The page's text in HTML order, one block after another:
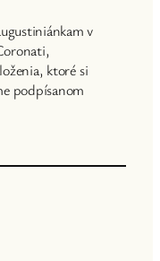
v
ktoré si
podpísanom